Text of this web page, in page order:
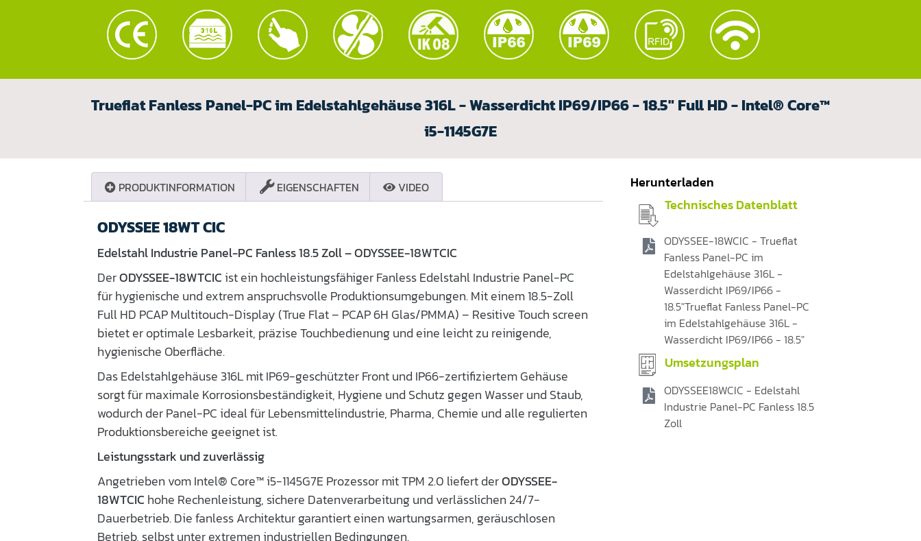
Trueflat Fanless Panel-PC im Edelstahlgehäuse 316L - Wasserdicht IP69/IP66 - 18.5" Full HD - Intel® Core™
i5-1145G7E
PRODUKTINFORMATION EIGENSCHAFTEN VIDEO
ODYSSEE 18WT CIC
Edelstahl Industrie Panel-PC Fanless 18.5 Zoll – ODYSSEE-18WTCIC
DerODYSSEE-18WTCIC ist ein hochleistungsfähiger Fanless Edelstahl Industrie Panel-PC
für hygienische und extrem anspruchsvolle Produktionsumgebungen. Mit einem 18.5-Zoll
Full HD PCAP Multitouch-Display (True Flat – PCAP 6H Glas/PMMA) – Resitive Touch screen
bietet er optimale Lesbarkeit, präzise Touchbedienung und eine leicht zu reinigende,
hygienische Oberfläche.
Das Edelstahlgehäuse 316L mit IP69-geschützter Front und IP66-zertifiziertem Gehäuse
sorgt für maximale Korrosionsbeständigkeit, Hygiene und Schutz gegen Wasser und Staub,
wodurch der Panel-PC ideal für Lebensmittelindustrie, Pharma, Chemie und alle regulierten
Produktionsbereiche geeignet ist.
Leistungsstark und zuverlässig
Angetrieben vom Intel® Core™ i5-1145G7E Prozessor mit TPM 2.0 liefert derODYSSEE-
18WTCIC hohe Rechenleistung, sichere Datenverarbeitung und verlässlichen 24/7-
Dauerbetrieb. Die fanless Architektur garantiert einen wartungsarmen, geräuschlosen
Betrieb, selbst unter extremen industriellen Bedingungen.
Herunterladen
Technisches Datenblatt
ODYSSEE-18WCIC - Trueflat
Fanless Panel-PC im
Edelstahlgehäuse 316L -
Wasserdicht IP69/IP66 -
18.5"Trueflat Fanless Panel-PC
im Edelstahlgehäuse 316L -
Wasserdicht IP69/IP66 - 18.5"
Umsetzungsplan
ODYSSEE18WCIC - Edelstahl
Industrie Panel-PC Fanless 18.5
Zoll